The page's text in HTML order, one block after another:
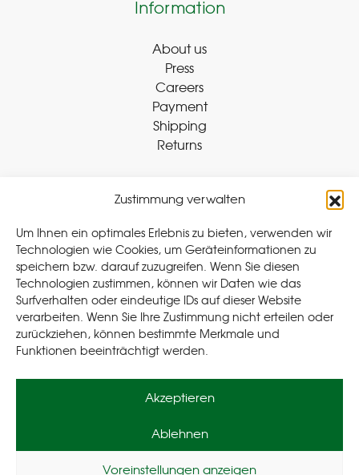
Zustimmung verwalten
Um Ihnen ein optimales Erlebnis zu bieten, verwenden wir
Technologien wie Cookies, um Geräteinformationen zu
speichern bzw. darauf zuzugreifen. Wenn Sie diesen
Technologien zustimmen, können wir Daten wie das
Surfverhalten oder eindeutige IDs auf dieser Website
verarbeiten. Wenn Sie Ihre Zustimmung nicht erteilen oder
zurückziehen, können bestimmte Merkmale und
Funktionen beeinträchtigt werden.
Akzeptieren
Ablehnen
Voreinstellungen anzeigen
Information
About us
Press
Careers
Payment
Shipping
Returns
Withdraw Contract
Legal
Privacy Policy
Cookie Policy (EU)
Terms & Conditions